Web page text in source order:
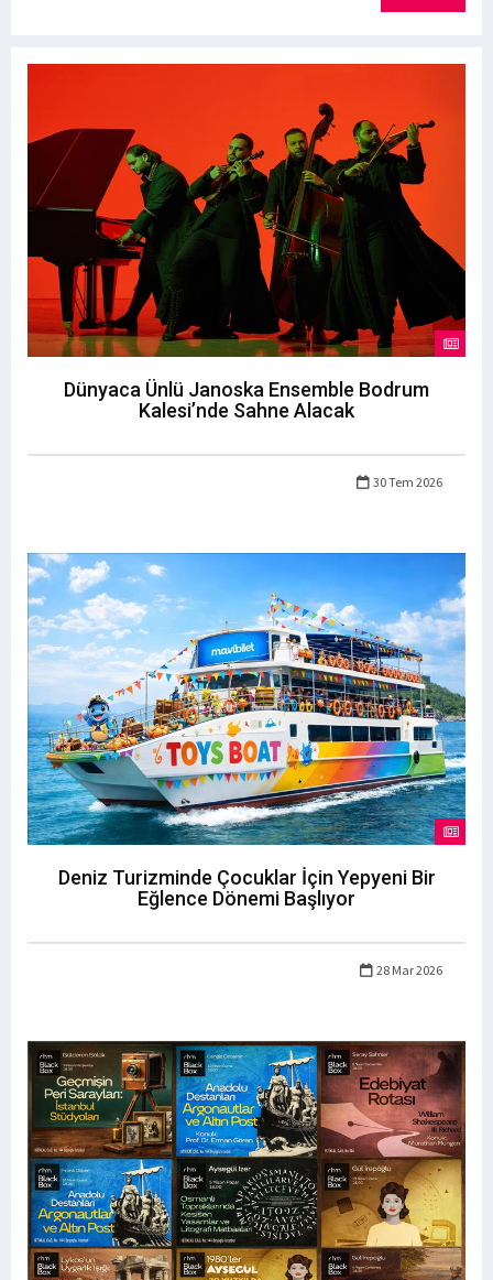
Dünyaca Ünlü Janoska Ensemble Bodrum
Kalesi’nde Sahne Alacak
30 Tem 2026
Deniz Turizminde Çocuklar İçin Yepyeni Bir
Eğlence Dönemi Başlıyor
28 Mar 2026